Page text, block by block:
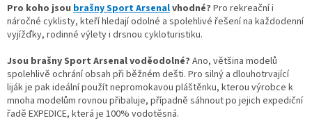
Pro koho jsou brašny Sport Arsenalvhodné? Pro rekreační i
náročné cyklisty, kteří hledají odolné a spolehlivé řešení na každodenní
vyjížďky, rodinné výlety i drsnou cykloturistiku.
Jsou brašny Sport Arsenal voděodolné? Ano, většina modelů
spolehlivě ochrání obsah při běžném dešti. Pro silný a dlouhotrvající
liják je pak ideální použít nepromokavou pláštěnku, kterou výrobce k
mnoha modelům rovnou přibaluje, případně sáhnout po jejich expediční
řadě EXPEDICE, která je 100% vodotěsná.